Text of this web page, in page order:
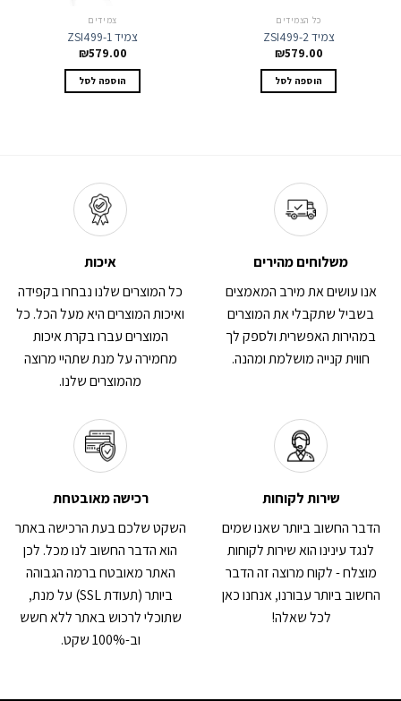
כל הצמידים
צמיד ZSI499-2
₪579.00
הוספה לסל
צמידים
צמיד ZSI499-1
₪579.00
הוספה לסל
משלוחים מהירים
אנו עושים את מירב המאמצים
בשביל שתקבלי את המוצרים
במהירות האפשרית ולספק לך
חווית קנייה מושלמת ומהנה.
איכות
כל המוצרים שלנו נבחרו בקפידה
ואיכות המוצרים היא מעל הכל. כל
המוצרים עברו בקרת איכות
מחמירה על מנת שתהיי מרוצה
מהמוצרים שלנו.
שירות לקוחות
הדבר החשוב ביותר שאנו שמים
לנגד עינינו הוא שירות לקוחות
מוצלח - לקוח מרוצה זה הדבר
החשוב ביותר עבורנו, אנחנו כאן
לכל שאלה!
רכישה מאובטחת
השקט שלכם בעת הרכישה באתר
הוא הדבר החשוב לנו מכל. לכן
האתר מאובטח ברמה הגבוהה
ביותר (תעודת SSL) על מנת,
שתוכלי לרכוש באתר ללא חשש
וב-100% שקט.